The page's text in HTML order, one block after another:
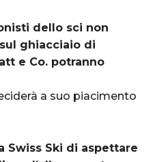
dello sci non
ghiacciaio di
e Co. potranno
a suo piacimento
Swiss Ski di aspettare